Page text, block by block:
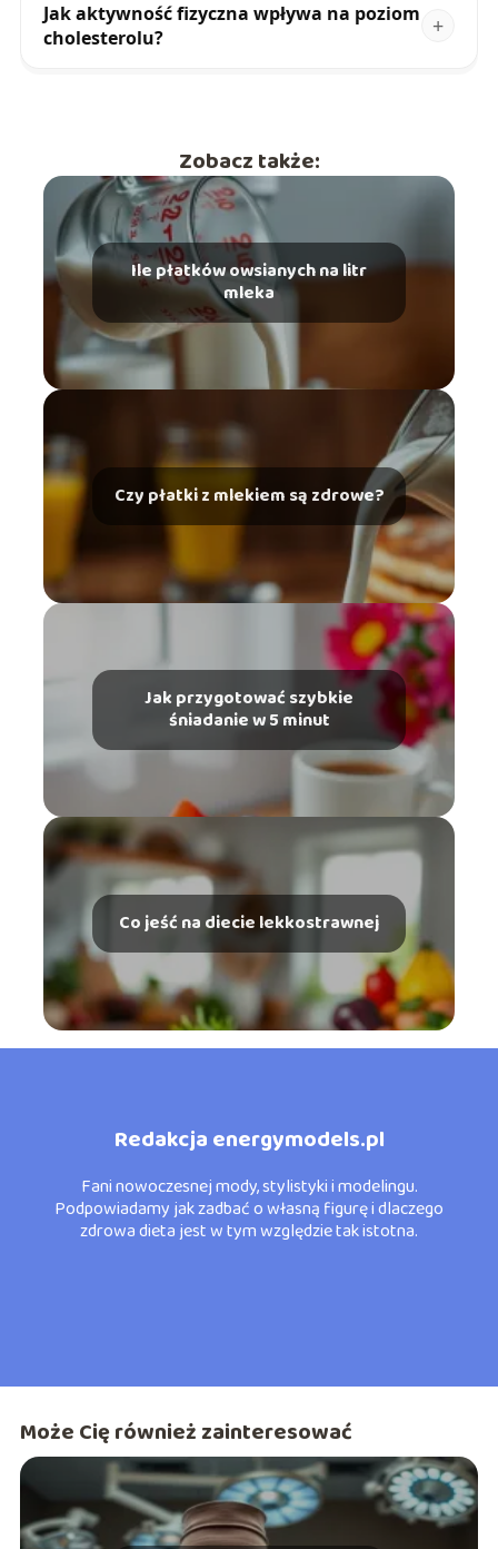
Jak aktywność fizyczna wpływa na poziom
cholesterolu?
Zobacz także:
Ile płatków owsianych na litr
mleka
Czy płatki z mlekiem są zdrowe?
Jak przygotować szybkie
śniadanie w 5 minut
Co jeść na diecie lekkostrawnej
Redakcja energymodels.pl
Fani nowoczesnej mody, stylistyki i modelingu.
Podpowiadamy jak zadbać o własną figurę i dlaczego
zdrowa dieta jest w tym względzie tak istotna.
Może Cię również zainteresować